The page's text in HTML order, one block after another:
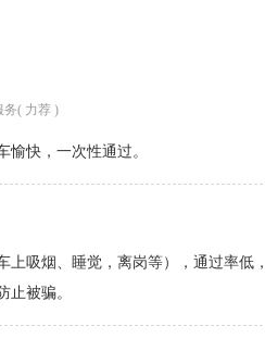
务( 力荐 )
快，一次性通过。
吸烟、睡觉，离岗等），通过率低
被骗。